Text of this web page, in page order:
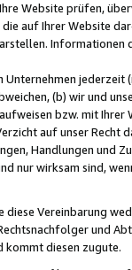
Website prüfen,
auf Ihrer Website
Unternehmen
(b) wir und
bzw. mit Ihrer
auf unser
Handlungen und
nur wirksam sind,
Vereinbarung
und
kommt diesen zugute.